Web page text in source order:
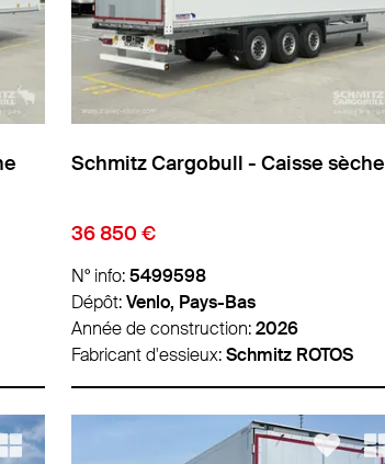
Schmitz Cargobull - Caisse sèche
36 850 €
N° info:5499598
Dépôt:Venlo, Pays-Bas
Année de construction:2026
Fabricant d'essieux:Schmitz ROTOS